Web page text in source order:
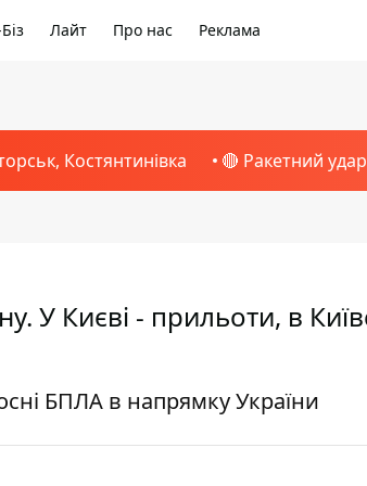
Лайт Про нас Реклама
Костянтинівка 🔴 Ракетний
У Києві - прильоти, в
БПЛА в напрямку України